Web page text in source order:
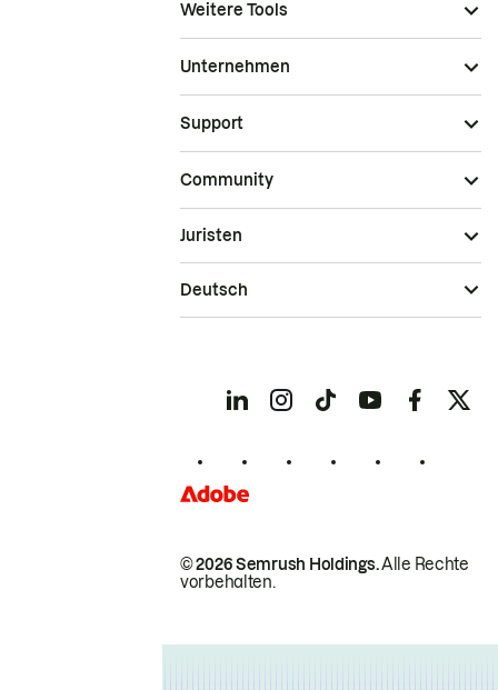
Weitere Tools
Unternehmen
Support
Community
© 2026 Semrush Holdings.Alle Rechte
vorbehalten.
Juristen
Deutsch